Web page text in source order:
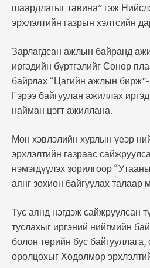
шаардлагыг тавина” гэж
эрхлэлтийн газрын хэлтсийн
Зарлагдсан ажлын байранд
иргэдийн бүртгэлийг Сонор
байрлах “Цагийн ажлын
Гэрээ байгуулан ажиллах
найман цэгт ажиллана.
Мөн хэвлэлийн хурлын үеэр
эрхлэлтийн газраас
нэмэгдүүлэх зорилгоор
аянг зохион байгуулах талаар
Тус аянд нэгдэж сайжруулсан
туслахыг иргэний нийгмийн
болон төрийн бус
оролцохыг Хөдөлмөр